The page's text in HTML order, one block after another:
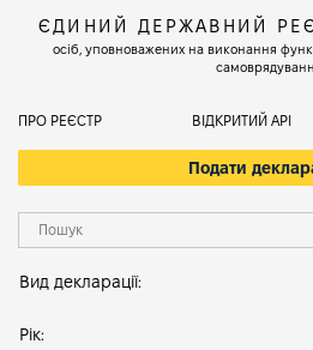
ЄДИНИЙ ДЕРЖАВНИЙ
осіб, уповноважених на виконання
ПРО РЕЄСТР ВІДКРИТИЙ АРІ
Подати
Вид декларації:
Рік: